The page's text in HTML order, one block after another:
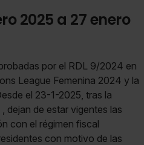
2025 a 27 enero
por el RDL 9/2024 en
League Femenina 2024 y la
el 23-1-2025, tras la
, dejan de estar vigentes las
con el régimen fiscal
con motivo de las